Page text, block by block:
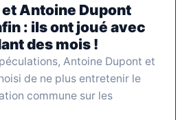
Antoine Dupont
: ils ont joué avec
des mois !
Antoine Dupont et
de ne plus entretenir le
commune sur les